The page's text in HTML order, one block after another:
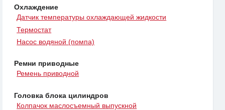
Охлаждение
Датчик температуры охлаждающей жидкости
Термостат
Насос водяной (помпа)
Ремни приводные
Ремень приводной
Головка блока цилиндров
Колпачок маслосъемный выпускной